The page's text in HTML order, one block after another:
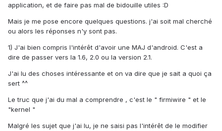
application, et de faire pas mal de bidouille utiles :D
Mais je me pose encore quelques questions. j'ai soit mal cherché
ou alors les réponses n'y sont pas.
1) J'ai bien compris l'intérêt d'avoir une MAJ d'android. C'est a
dire de passer vers la 1.6, 2.0 ou la version 2.1.
J'ai lu des choses intéressante et on va dire que je sait a quoi ça
sert ^^
Le truc que j'ai du mal a comprendre , c'est le " firmiwire " et le
"kernel "
Malgré les sujet que j'ai lu, je ne saisi pas l'intérêt de le modifier